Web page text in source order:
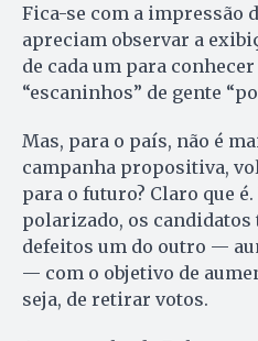
Fica-se com a impressão
apreciam observar a
de cada um para
“escaninhos” de gente
Mas, para o país, não é
campanha propositiva,
para o futuro? Claro que
polarizado, os candidatos
defeitos um do outro —
— com o objetivo de
seja, de retirar votos.